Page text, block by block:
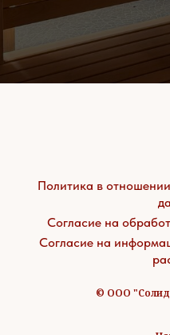
Политика в
Согласие на
Согласие на
© ООО